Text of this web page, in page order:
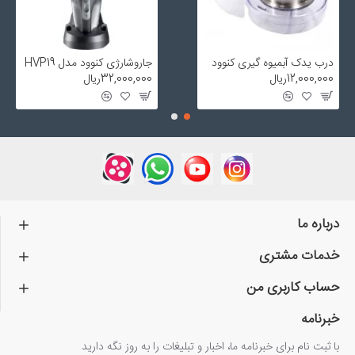
درب یدک آبمیوه گیری کنوود
12,000,000ریال
جاروشارژی کنوود مدل HVP19
32,000,000ریال
درباره ما
خدمات مشتری
حساب کاربری من
خبرنامه
با ثبت نام برای خبرنامه ما، اخبار و تبلیغات را به روز نگه دارید